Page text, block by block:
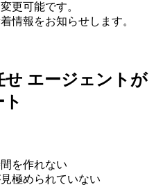
更可能です。
情報をお知らせします。
せ エージェントが
を作れない
極められていない